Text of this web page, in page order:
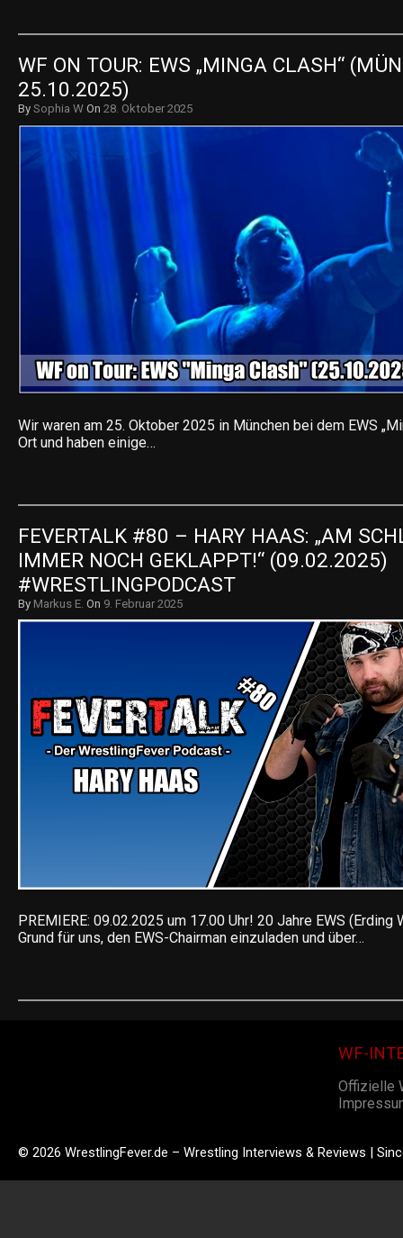
WF ON TOUR: EWS „MINGA CLASH“
25.10.2025)
By Sophia W On 28. Oktober 2025
Wir waren am 25. Oktober 2025 in München bei dem EWS
Ort und haben einige…
FEVERTALK #80 – HARY HAAS: „AM
IMMER NOCH GEKLAPPT!“ (09.02.2025)
#WRESTLINGPODCAST
By Markus E. On 9. Februar 2025
PREMIERE: 09.02.2025 um 17.00 Uhr! 20 Jahre EWS (Erding
Grund für uns, den EWS-Chairman einzuladen und über…
WF-
Offizielle
© 2026 WrestlingFever.de – Wrestling Interviews & Reviews |